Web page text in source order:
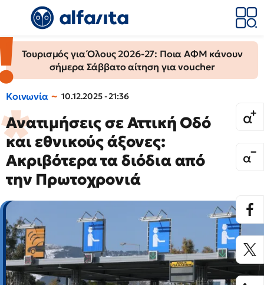
Τουρισμός για Όλους 2026-27: Ποια ΑΦΜ κάνουν
σήμερα Σάββατο αίτηση για voucher
Κοινωνία 10.12.2025 - 21:36
Ανατιμήσεις σε Αττική Οδό
και εθνικούς άξονες:
Ακριβότερα τα διόδια από
την Πρωτοχρονιά